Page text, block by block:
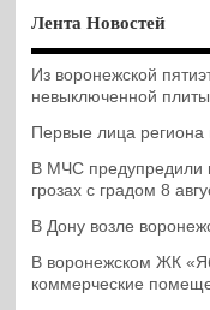
Лента Новостей
Из воронежской
невыключенной плиты
Первые лица региона
В МЧС предупредили
грозах с градом 8
В Дону возле
В воронежском ЖК
коммерческие